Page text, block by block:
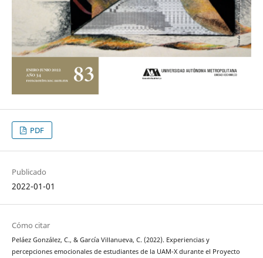
PDF
Publicado
2022-01-01
Cómo citar
Peláez González, C., & García Villanueva, C. (2022). Experiencias y
percepciones emocionales de estudiantes de la UAM-X durante el Proyecto